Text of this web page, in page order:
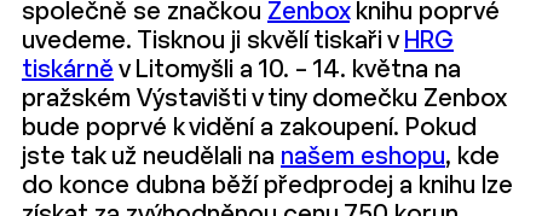
společně se značkou Zenboxknihu poprvé
uvedeme. Tisknou ji skvělí tiskaři v HRG
tiskárně v Litomyšli a 10. – 14. května na
pražském Výstavišti v tiny domečku Zenbox
bude poprvé k vidění a zakoupení. Pokud
jste tak už neudělali na našem eshopu, kde
do konce dubna běží předprodej a knihu lze